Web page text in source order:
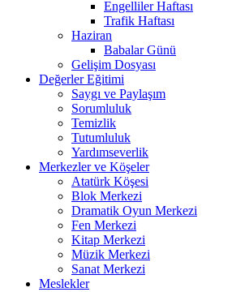
Engelliler Haftası
Trafik Haftası
Haziran
Babalar Günü
Gelişim Dosyası
Değerler Eğitimi
Saygı ve Paylaşım
Sorumluluk
Temizlik
Tutumluluk
Yardımseverlik
Merkezler ve Köşeler
Atatürk Köşesi
Blok Merkezi
Dramatik Oyun Merkezi
Fen Merkezi
Kitap Merkezi
Müzik Merkezi
Sanat Merkezi
Meslekler